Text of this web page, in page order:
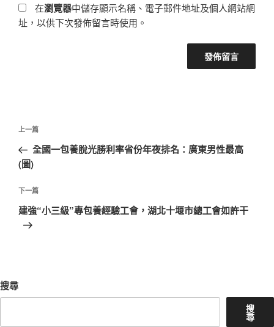
在瀏覽器中儲存顯示名稱、電子郵件地址及個人網站網
址，以供下次發佈留言時使用。
文
導
覽
上
一
篇
章
上一篇
全國一包養脫光勝利率省份年夜排名：廣東男性最高
(圖)
下
一
篇
下一篇
建強“小三級”專包養經驗工會，湖北十堰市總工會如許干
搜尋
搜
尋